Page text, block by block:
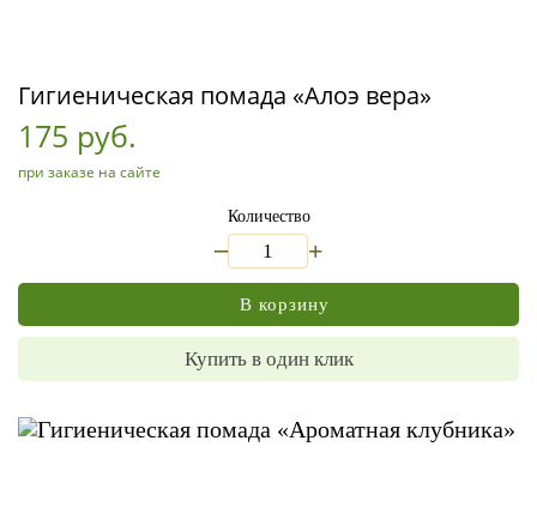
Гигиеническая помада «Алоэ вера»
175 руб.
при заказе на сайте
Количество
+
В корзину
Купить в один клик